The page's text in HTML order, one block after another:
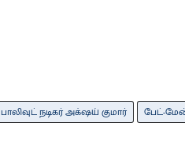
பாலிவுட் நடிகர் அக்‌ஷய் குமார்
பேட்-